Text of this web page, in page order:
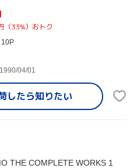
（33%）おトク
10P
04/01
したら知りたい
THE COMPLETE WORKS 1